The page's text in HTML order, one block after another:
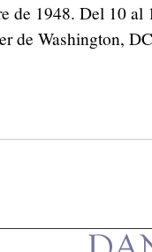
de 1948. Del 10 al
de Washington,